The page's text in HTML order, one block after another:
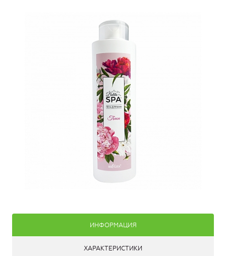
ИНФОРМАЦИЯ
ХАРАКТЕРИСТИКИ